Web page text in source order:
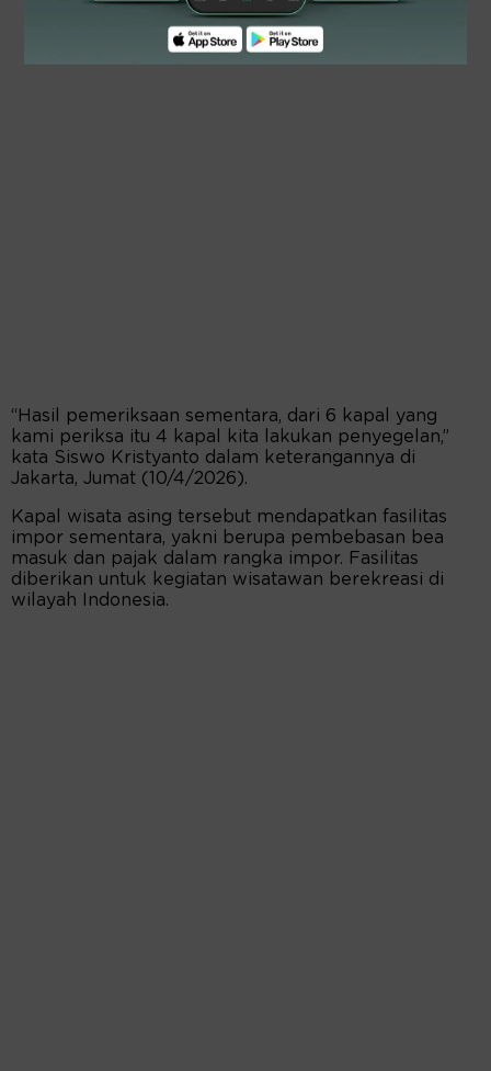
“Hasil pemeriksaan sementara, dari 6 kapal yang
kami periksa itu 4 kapal kita lakukan penyegelan,”
kata Siswo Kristyanto dalam keterangannya di
Jakarta, Jumat (10/4/2026).
Kapal wisata asing tersebut mendapatkan fasilitas
impor sementara, yakni berupa pembebasan bea
masuk dan pajak dalam rangka impor. Fasilitas
diberikan untuk kegiatan wisatawan berekreasi di
wilayah Indonesia.